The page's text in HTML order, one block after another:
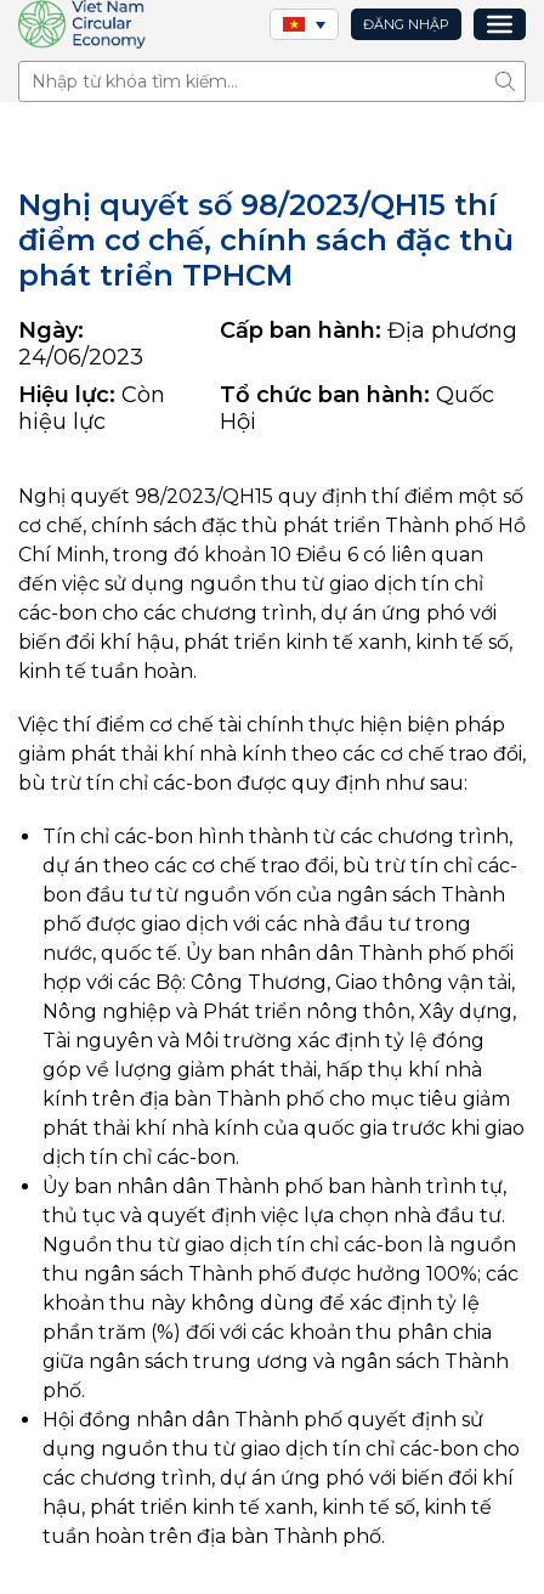
ĐĂNG NHẬP
Tìm
Nghị quyết số 98/2023/QH15 thí
điểm cơ chế, chính sách đặc thù
phát triển TPHCM
Ngày:
24/06/2023
Cấp ban hành:Địa phương
Hiệu lực: Còn
hiệu lực
Tổ chức ban hành:Quốc
Hội
Nghị quyết 98/2023/QH15 quy định thí điểm một số
cơ chế, chính sách đặc thù phát triển Thành phố Hồ
Chí Minh, trong đó khoản 10 Điều 6 có liên quan
đến việc sử dụng nguồn thu từ giao dịch tín chỉ
các-bon cho các chương trình, dự án ứng phó với
biến đổi khí hậu, phát triển kinh tế xanh, kinh tế số,
kinh tế tuần hoàn.
Việc thí điểm cơ chế tài chính thực hiện biện pháp
giảm phát thải khí nhà kính theo các cơ chế trao đổi,
bù trừ tín chỉ các-bon được quy định như sau:
Tín chỉ các-bon hình thành từ các chương trình,
dự án theo các cơ chế trao đổi, bù trừ tín chỉ các-
bon đầu tư từ nguồn vốn của ngân sách Thành
phố được giao dịch với các nhà đầu tư trong
nước, quốc tế. Ủy ban nhân dân Thành phố phối
hợp với các Bộ: Công Thương, Giao thông vận tải,
Nông nghiệp và Phát triển nông thôn, Xây dựng,
Tài nguyên và Môi trường xác định tỷ lệ đóng
góp về lượng giảm phát thải, hấp thụ khí nhà
kính trên địa bàn Thành phố cho mục tiêu giảm
phát thải khí nhà kính của quốc gia trước khi giao
dịch tín chỉ các-bon.
Ủy ban nhân dân Thành phố ban hành trình tự,
thủ tục và quyết định việc lựa chọn nhà đầu tư.
Nguồn thu từ giao dịch tín chỉ các-bon là nguồn
thu ngân sách Thành phố được hưởng 100%; các
khoản thu này không dùng để xác định tỷ lệ
phần trăm (%) đối với các khoản thu phân chia
giữa ngân sách trung ương và ngân sách Thành
phố.
Hội đồng nhân dân Thành phố quyết định sử
dụng nguồn thu từ giao dịch tín chỉ các-bon cho
các chương trình, dự án ứng phó với biến đổi khí
hậu, phát triển kinh tế xanh, kinh tế số, kinh tế
tuần hoàn trên địa bàn Thành phố.